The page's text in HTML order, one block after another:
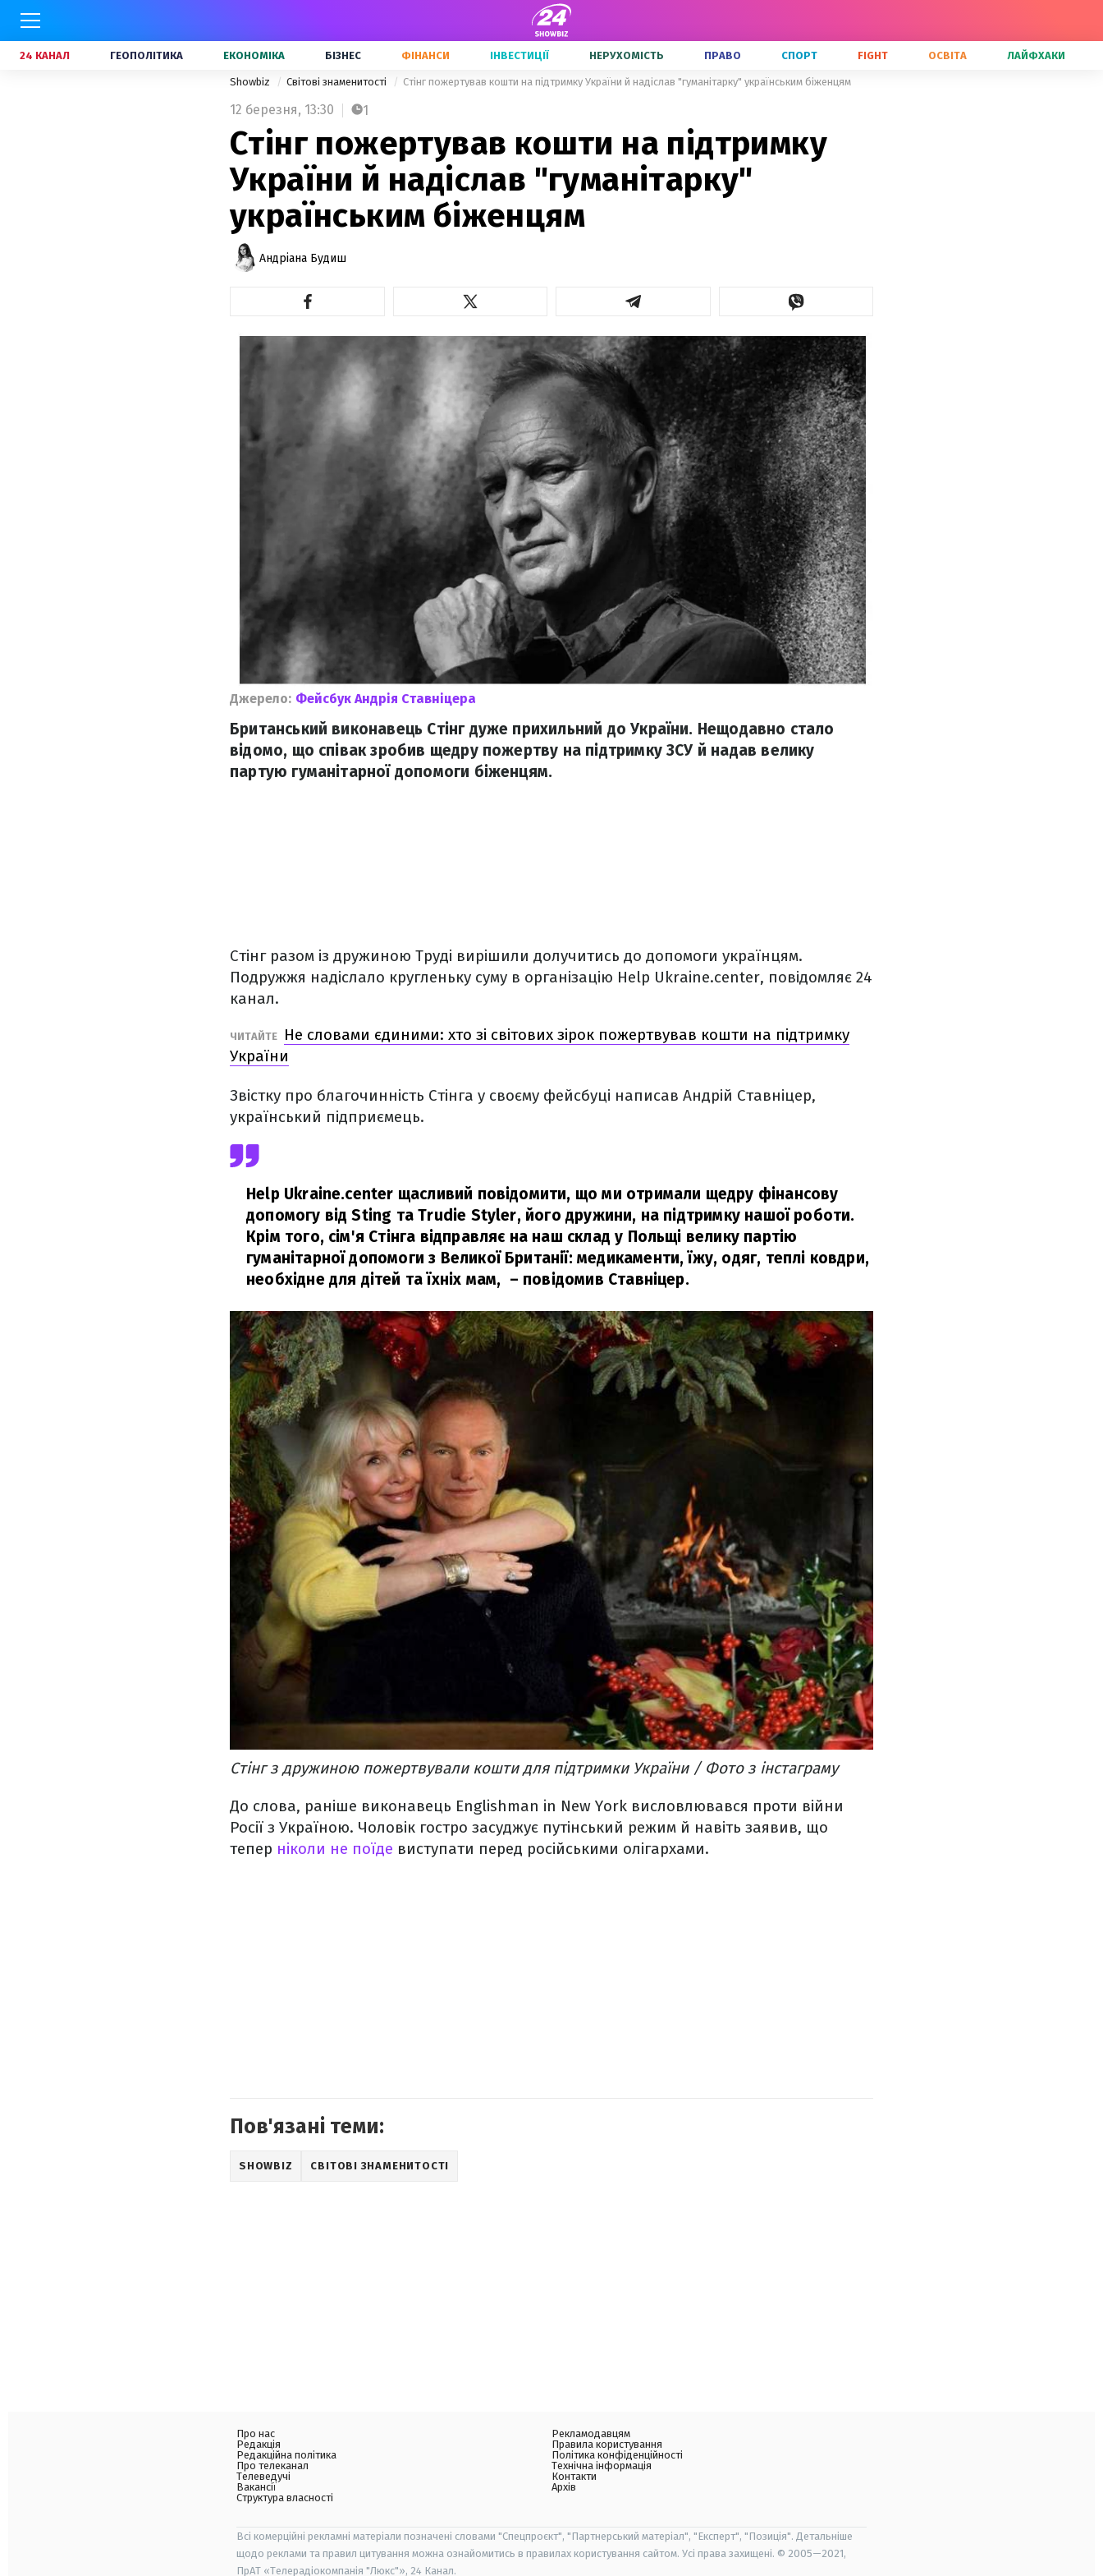
24 КАНАЛ ГЕОПОЛІТИКА ЕКОНОМІКА БІЗНЕС ФІНАНСИ ІНВЕСТИЦІЇ НЕРУХОМІСТЬ ПРАВО СПОРТ FIGHT ОСВІТА ЛАЙФХАКИ
Showbiz Світові знаменитості Стінг пожертував кошти на підтримку України й надіслав "гуманітарку" українським біженцям
12 березня, 13:30 1
Стінг пожертував кошти на підтримку
України й надіслав "гуманітарку"
українським біженцям
Андріана Будиш
Джерело: Фейсбук Андрія Ставніцера
Британський виконавець Стінг дуже прихильний до України. Нещодавно стало
відомо, що співак зробив щедру пожертву на підтримку ЗСУ й надав велику
партую гуманітарної допомоги біженцям.
Стінг разом із дружиною Труді вирішили долучитись до допомоги українцям.
Подружжя надіслало кругленьку суму в організацію Help Ukraine.center, повідомляє 24
канал.
ЧИТАЙТЕ
Не словами єдиними: хто зі світових зірок пожертвував кошти на підтримку
України
Звістку про благочинність Стінга у своєму фейсбуці написав Андрій Ставніцер,
український підприємець.
Help Ukraine.center щасливий повідомити, що ми отримали щедру фінансову
допомогу від Sting та Trudie Styler, його дружини, на підтримку нашої роботи.
Крім того, сім'я Стінга відправляє на наш склад у Польщі велику партію
гуманітарної допомоги з Великої Британії: медикаменти, їжу, одяг, теплі ковдри,
необхідне для дітей та їхніх мам, – повідомив Ставніцер.
Стінг з дружиною пожертвували кошти для підтримки України / Фото з інстаграму
До слова, раніше виконавець Englishman in New York висловлювався проти війни
Росії з Україною. Чоловік гостро засуджує путінський режим й навіть заявив, що
тепер ніколи не поїде виступати перед російськими олігархами.
Пов'язані теми:
SHOWBIZ СВІТОВІ ЗНАМЕНИТОСТІ
Про нас
Редакція
Редакційна політика
Про телеканал
Телеведучі
Вакансії
Структура власності
Рекламодавцям
Правила користування
Політика конфіденційності
Технічна інформація
Контакти
Архів
Всі комерційні рекламні матеріали позначені словами "Спецпроєкт", "Партнерський матеріал", "Експерт", "Позиція". Детальніше
щодо реклами та правил цитування можна ознайомитись в правилах користування сайтом. Усі права захищені. © 2005—2021,
ПрАТ «Телерадіокомпанія "Люкс"», 24 Канал.